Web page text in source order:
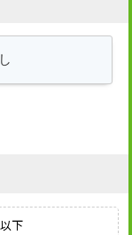
下